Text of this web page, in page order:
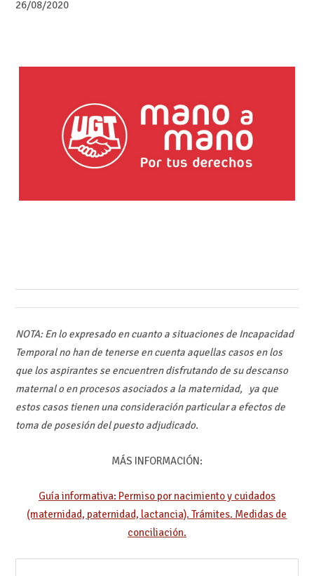
26/08/2020
NOTA: En lo expresado en cuanto a situaciones de Incapacidad
Temporal no han de tenerse en cuenta aquellas casos en los
que los aspirantes se encuentren disfrutando de su descanso
maternal o en procesos asociados a la maternidad, ya que
estos casos tienen una consideración particular a efectos de
toma de posesión del puesto adjudicado.
MÁS INFORMACIÓN:
Guía informativa: Permiso por nacimiento y cuidados
(maternidad, paternidad, lactancia). Trámites. Medidas de
conciliación.